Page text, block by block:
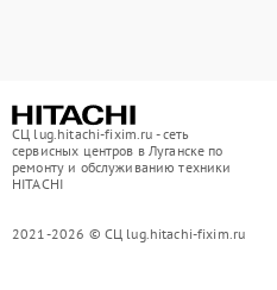
СЦ lug.hitachi-fixim.ru - сеть
сервисных центров в Луганске по
ремонту и обслуживанию техники
HITACHI
2021-2026 © СЦ lug.hitachi-fixim.ru